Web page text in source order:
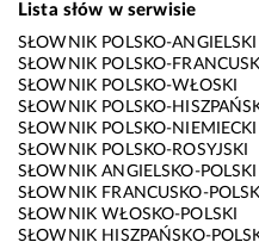
Lista słów w serwisie
SŁOWNIK POLSKO-ANGIELSKI
SŁOWNIK POLSKO-FRANCUSKI
SŁOWNIK POLSKO-WŁOSKI
SŁOWNIK POLSKO-
SŁOWNIK POLSKO-NIEMIECKI
SŁOWNIK POLSKO-ROSYJSKI
SŁOWNIK ANGIELSKO-POLSKI
SŁOWNIK FRANCUSKO-POLSKI
SŁOWNIK WŁOSKO-POLSKI
SŁOWNIK HISZPAŃSKO-